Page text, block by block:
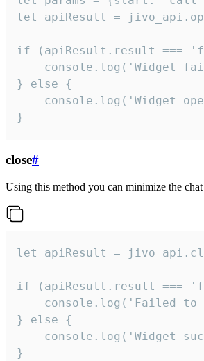
let apiResult =
if (apiResult.result ===
console.log('Widget
} else {
console.log('Widget
}
close#
Using this method you can minimize the
let apiResult =
if (apiResult.result ===
console.log('Failed to
} else {
console.log('Widget
}